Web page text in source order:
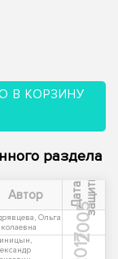
В КОРЗИНУ
раздела
Автор Д
а
т
а
з
а
щ
и
ты
Ольга
2005
2017